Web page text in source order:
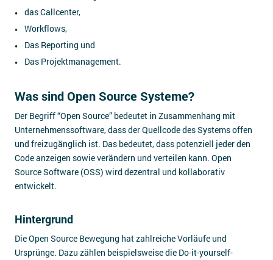
das Callcenter,
Workflows,
Das Reporting und
Das Projektmanagement.
Was sind Open Source Systeme?
Der Begriff “Open Source” bedeutet in Zusammenhang mit
Unternehmenssoftware, dass der Quellcode des Systems offen
und freizugänglich ist. Das bedeutet, dass potenziell jeder den
Code anzeigen sowie verändern und verteilen kann. Open
Source Software (OSS) wird dezentral und kollaborativ
entwickelt.
Hintergrund
Die Open Source Bewegung hat zahlreiche Vorläufe und
Ursprünge. Dazu zählen beispielsweise die Do-it-yourself-